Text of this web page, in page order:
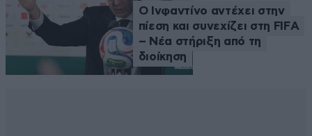
Ο Ινφαντίνο αντέχει στην
πίεση και συνεχίζει στη FIFA
– Νέα στήριξη από τη
διοίκηση